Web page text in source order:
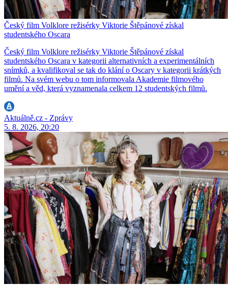
Český film Volklore režisérky Viktorie Štěpánové získal
studentského Oscara
Český film Volklore režisérky Viktorie Štěpánové získal
studentského Oscara v kategorii alternativních a experimentálních
snímků, a kvalifikoval se tak do klání o Oscary v kategorii krátkých
filmů. Na svém webu o tom informovala Akademie filmového
umění a věd, která vyznamenala celkem 12 studentských filmů.
Aktuálně.cz - Zprávy
5. 8. 2026, 20:20